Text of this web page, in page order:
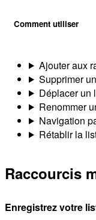
Comment utiliser
Ajouter aux
Supprimer
Déplacer un
Renommer
Navigation
Rétablir la
Raccourcis
Enregistrez votre